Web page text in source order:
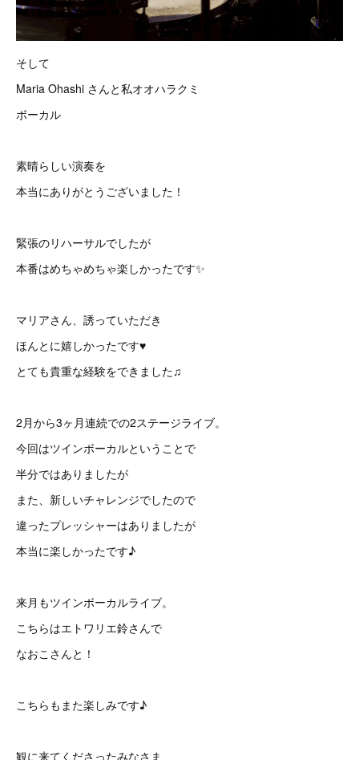
そして
Maria Ohashi さんと私オオハラクミ
ボーカル
素晴らしい演奏を
本当にありがとうございました！
緊張のリハーサルでしたが
本番はめちゃめちゃ楽しかったです✨
マリアさん、誘っていただき
ほんとに嬉しかったです♥
とても貴重な経験をできました♫
2月から3ヶ月連続での2ステージライブ。
今回はツインボーカルということで
半分ではありましたが
また、新しいチャレンジでしたので
違ったプレッシャーはありましたが
本当に楽しかったです♪
来月もツインボーカルライブ。
こちらはエトワリエ鈴さんで
なおこさんと！
こちらもまた楽しみです♪
観に来てくださったみなさま